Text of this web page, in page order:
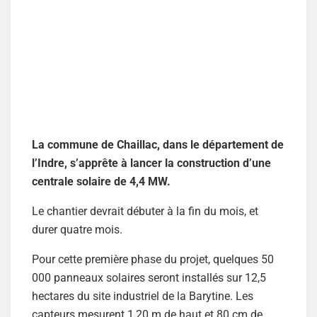
La commune de Chaillac, dans le département de
l’Indre, s’apprête à lancer la construction d’une
centrale solaire de 4,4 MW.
Le chantier devrait débuter à la fin du mois, et
durer quatre mois.
Pour cette première phase du projet, quelques 50
000 panneaux solaires seront installés sur 12,5
hectares du site industriel de la Barytine. Les